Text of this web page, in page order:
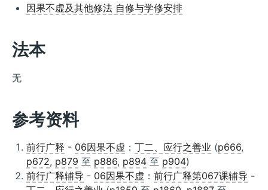
因果不虚及其他修法 自修与学修安排
法本
无
参考资料
前行广释 - 06因果不虚 ： 丁二、应行之善业 (p666,
p672, p879 至 p886, p894 至 p904)
前行广释辅导 - 06因果不虚 ： 前行广释第067课辅导 -